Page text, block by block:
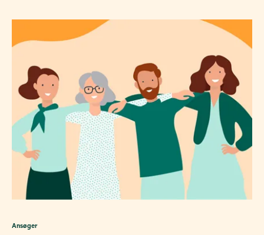
Ansøger